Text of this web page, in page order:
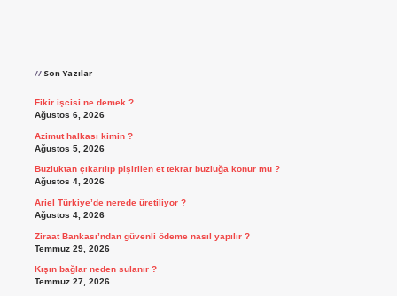
Son Yazılar
Fikir işcisi ne demek ?
Ağustos 6, 2026
Azimut halkası kimin ?
Ağustos 5, 2026
Buzluktan çıkarılıp pişirilen et tekrar buzluğa konur mu ?
Ağustos 4, 2026
Ariel Türkiye’de nerede üretiliyor ?
Ağustos 4, 2026
Ziraat Bankası’ndan güvenli ödeme nasıl yapılır ?
Temmuz 29, 2026
Kışın bağlar neden sulanır ?
Temmuz 27, 2026